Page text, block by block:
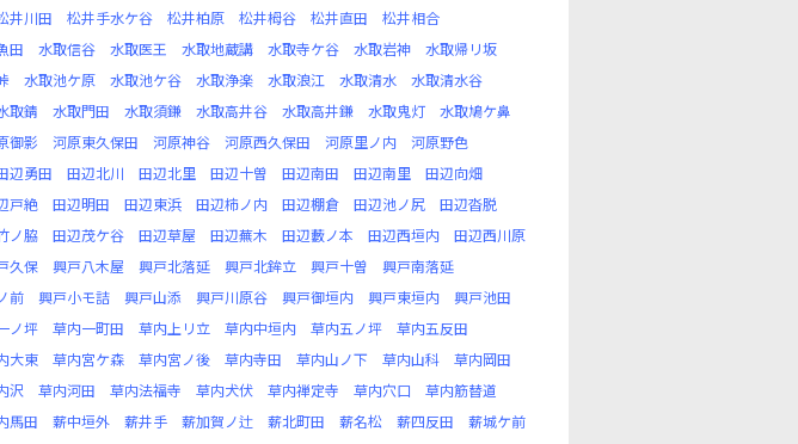
井川田 松井手水ケ谷 松井柏原 松井栂谷 松井直田
松井相合
田 水取信谷 水取医王 水取地蔵講 水取寺ケ谷 水取岩神
水取帰リ坂
水取池ケ原 水取池ケ谷 水取浄楽 水取浪江 水取清水
水取清水谷
取錆 水取門田 水取須鎌 水取高井谷 水取高井鎌 水取鬼灯
水取鳩ケ鼻
御影 河原東久保田 河原神谷 河原西久保田 河原里ノ内
河原野色
辺勇田 田辺北川 田辺北里 田辺十曽 田辺南田 田辺南里
田辺向畑
戸絶 田辺明田 田辺東浜 田辺柿ノ内 田辺棚倉 田辺池ノ尻
田辺沓脱
ノ脇 田辺茂ケ谷 田辺草屋 田辺蕪木 田辺藪ノ本 田辺西垣内
田辺西川原
久保 興戸八木屋 興戸北落延 興戸北鉾立 興戸十曽
興戸南落延
前 興戸小モ詰 興戸山添 興戸川原谷 興戸御垣内 興戸東垣内
興戸池田
ノ坪 草内一町田 草内上リ立 草内中垣内 草内五ノ坪
草内五反田
大東 草内宮ケ森 草内宮ノ後 草内寺田 草内山ノ下 草内山科
草内岡田
沢 草内河田 草内法福寺 草内犬伏 草内禅定寺 草内穴口
草内筋替道
馬田 薪中垣外 薪井手 薪加賀ノ辻 薪北町田 薪名松 薪四反田
薪城ケ前